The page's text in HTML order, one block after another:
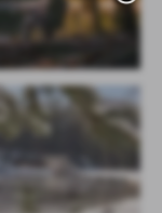
w charakterze